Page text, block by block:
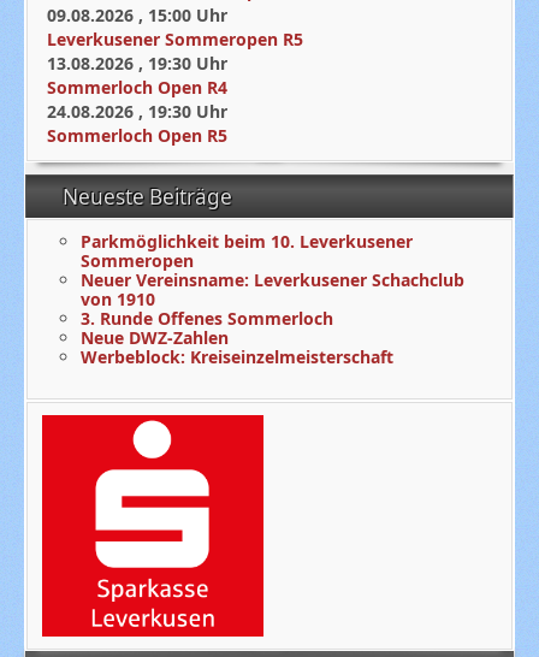
09.08.2026 , 15:00 Uhr
Leverkusener Sommeropen R5
13.08.2026 , 19:30 Uhr
Sommerloch Open R4
24.08.2026 , 19:30 Uhr
Sommerloch Open R5
Neueste Beiträge
Parkmöglichkeit beim 10. Leverkusener
Sommeropen
Neuer Vereinsname: Leverkusener Schachclub
von 1910
3. Runde Offenes Sommerloch
Neue DWZ-Zahlen
Werbeblock: Kreiseinzelmeisterschaft